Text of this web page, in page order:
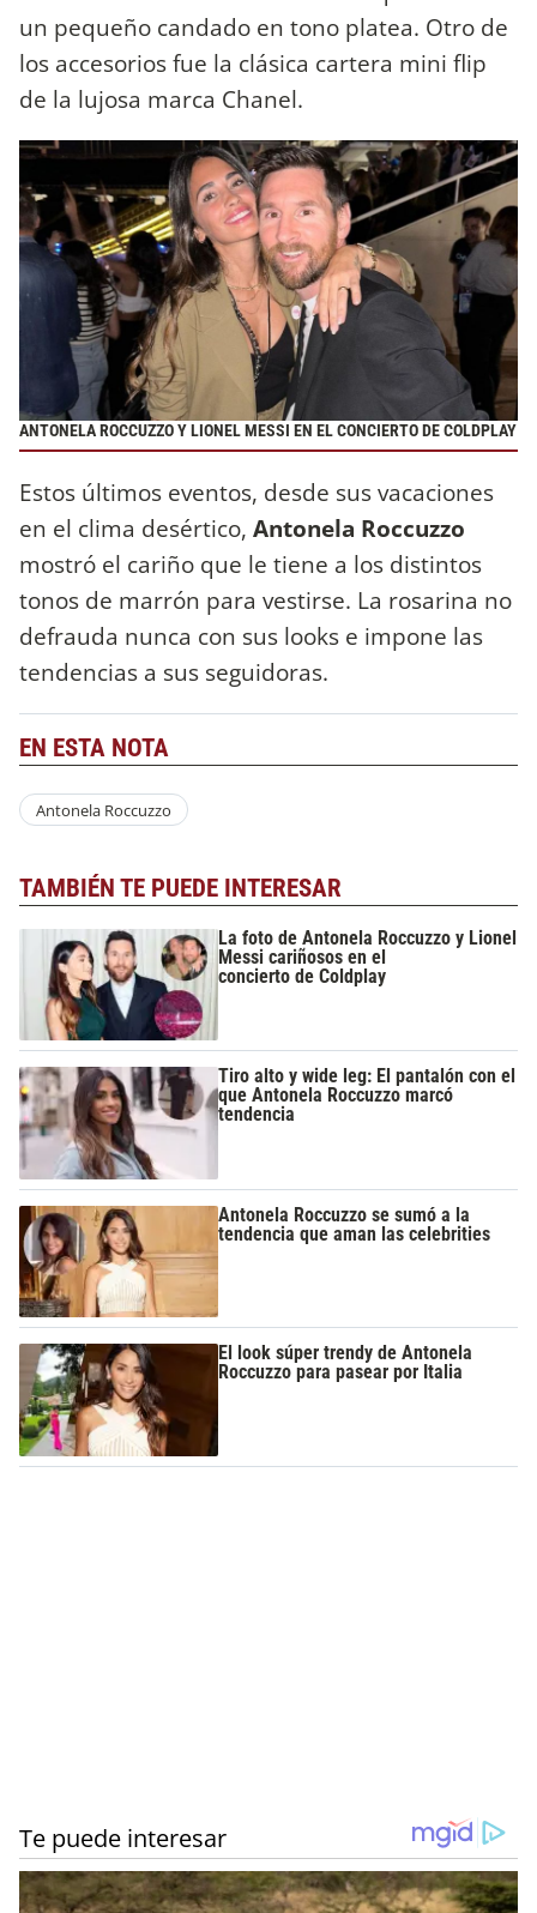
un pequeño candado en tono platea. Otro de
los accesorios fue la clásica cartera mini flip
de la lujosa marca Chanel.
ANTONELA ROCCUZZO Y LIONEL MESSI EN EL CONCIERTO DE COLDPLAY
Estos últimos eventos, desde sus vacaciones
en el clima desértico, Antonela Roccuzzo
mostró el cariño que le tiene a los distintos
tonos de marrón para vestirse. La rosarina no
defrauda nunca con sus looks e impone las
tendencias a sus seguidoras.
EN ESTA NOTA
Antonela Roccuzzo
TAMBIÉN TE PUEDE INTERESAR
La foto de Antonela Roccuzzo y Lionel
Messi cariñosos en el
concierto de Coldplay
Tiro alto y wide leg: El pantalón con el
que Antonela Roccuzzo marcó
tendencia
Antonela Roccuzzo se sumó a la
tendencia que aman las celebrities
El look súper trendy de Antonela
Roccuzzo para pasear por Italia